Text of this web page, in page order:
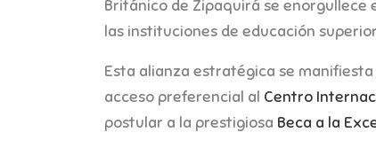
Británico de Zipaquirá se enorgullece
las instituciones de educación
Esta alianza estratégica se
acceso preferencial al Centro
postular a la prestigiosa Beca a la